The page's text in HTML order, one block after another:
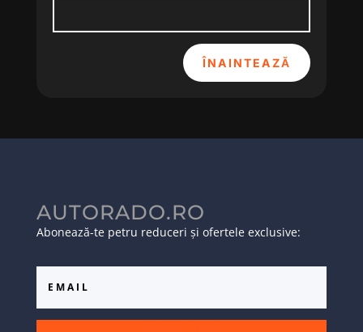
ÎNAINTEAZĂ
AUTORADO.RO
Abonează-te petru reduceri și ofertele exclusive: